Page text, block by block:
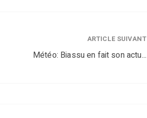
ARTICLE SUIVANT
Météo: Biassu en fait son actu...